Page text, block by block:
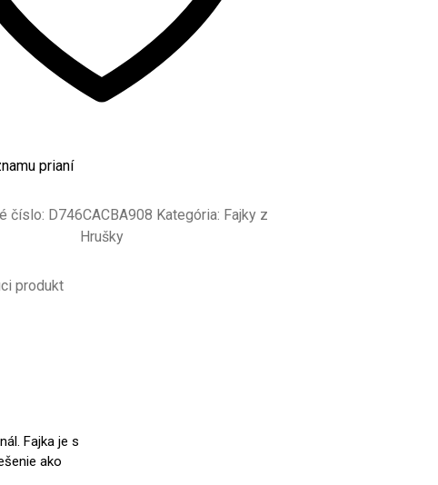
prianí
číslo: D746CACBA908 Kategória: Fajky z
Hrušky
produkt
Fajka je s
ako